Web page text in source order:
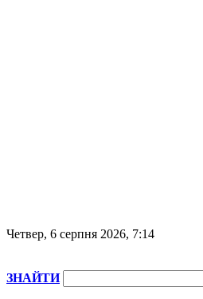
Четвер, 6 серпня 2026, 7:14
ЗНАЙТИ